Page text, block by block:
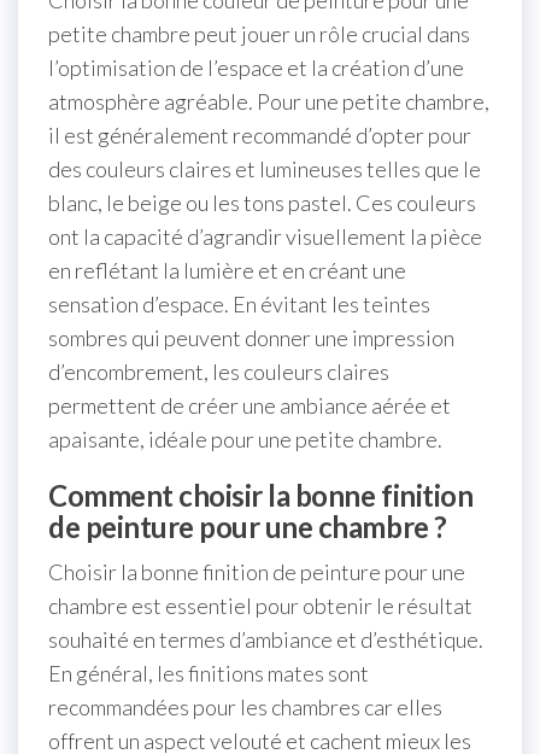
petite chambre peut jouer un rôle crucial dans
l’optimisation de l’espace et la création d’une
atmosphère agréable. Pour une petite chambre,
il est généralement recommandé d’opter pour
des couleurs claires et lumineuses telles que le
blanc, le beige ou les tons pastel. Ces couleurs
ont la capacité d’agrandir visuellement la pièce
en reflétant la lumière et en créant une
sensation d’espace. En évitant les teintes
sombres qui peuvent donner une impression
d’encombrement, les couleurs claires
permettent de créer une ambiance aérée et
apaisante, idéale pour une petite chambre.
Comment choisir la bonne finition
de peinture pour une chambre ?
Choisir la bonne finition de peinture pour une
chambre est essentiel pour obtenir le résultat
souhaité en termes d’ambiance et d’esthétique.
En général, les finitions mates sont
recommandées pour les chambres car elles
offrent un aspect velouté et cachent mieux les